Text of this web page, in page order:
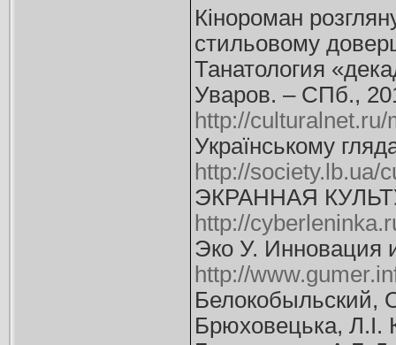
Кінороман
стильовому
Танатология
Уваров. – СПб.,
http://
Українському
http://society.lb.ua/
ЭКРАННАЯ
http://
Эко У. Инновация
http://
Белокобыльский,
Брюховецька, Л.І.